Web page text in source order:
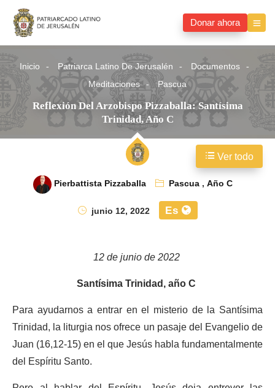
Donar ahora
Inicio Patriarca Latino De Jerusalén
Documentos
Meditaciones
Pascua
Reflexión Del Arzobispo Pizzaballa: Santísima
Trinidad, Año C
Pierbattista Pizzaballa Pascua,Año C
junio 12, 2022
Es
12 de junio de 2022
Santísima Trinidad, año C
Para ayudarnos a entrar en el misterio de la Santísima
Trinidad, la liturgia nos ofrece un pasaje del Evangelio de
Juan (16,12-15) en el que Jesús habla fundamentalmente
del Espíritu Santo.
Ver todo